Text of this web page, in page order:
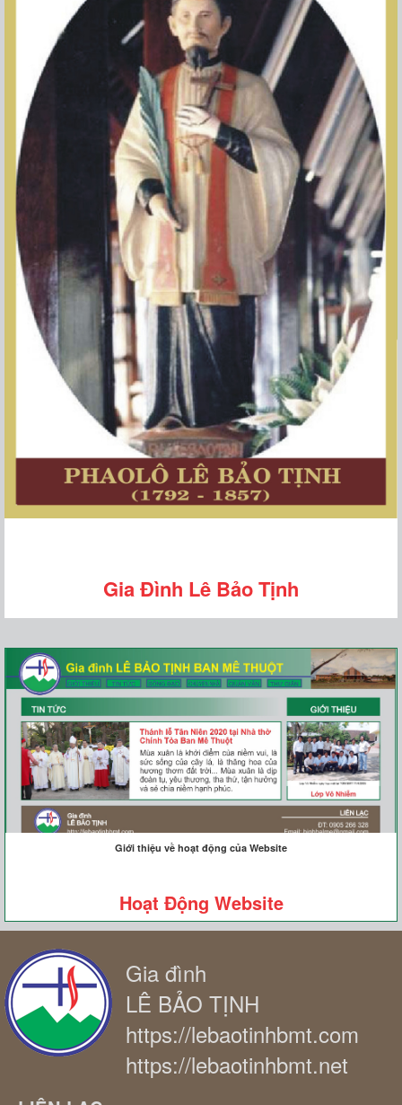
Gia Đình Lê Bảo Tịnh
Giới thiệu về hoạt động của Website
Hoạt Động Website
Gia đình
LÊ BẢO TỊNH
https://lebaotinhbmt.com
https://lebaotinhbmt.net